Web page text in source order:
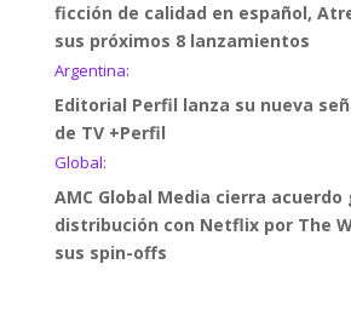
ficción de calidad en español,
sus próximos 8 lanzamientos
Argentina:
Editorial Perfil lanza su nueva
de TV +Perfil
Global:
AMC Global Media cierra acuerdo
distribución con Netflix por The
sus spin-offs